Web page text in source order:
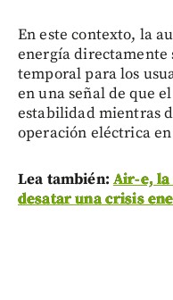
En este contexto, la
energía directamente
temporal para los
en una señal de que
estabilidad mientras
operación eléctrica
Lea también: Air-e,
desatar una crisis